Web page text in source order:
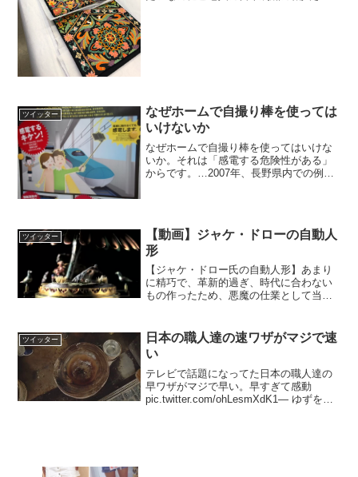
ツイッター
なぜホームで自撮り棒を使っては
いけないか
なぜホームで自撮り棒を使ってはいけな
いか。それは「感電する危険性がある」
からです。…2007年、長野県内での例。
ツイッター
【動画】ジャケ・ドローの自動人
形
【ジャケ・ドロー氏の自動人形】あまり
に精巧で、革新的過ぎ、時代に合わない
もの作ったため、悪魔の仕業として当時
王により助けられた。ジャケ・ドロー氏
は18世紀に世界初の腕時...
ツイッター
日本の職人達の速ワザがマジで速
い
テレビで話題になってた日本の職人達の
早ワザがマジで早い。早すぎて感動
pic.twitter.com/ohLesmXdK1— ゆずを氏